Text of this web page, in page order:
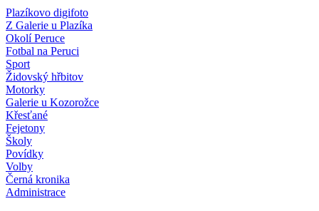
Plazíkovo digifoto
Z Galerie u Plazíka
Okolí Peruce
Fotbal na Peruci
Sport
Židovský hřbitov
Motorky
Galerie u Kozorožce
Křesťané
Fejetony
Školy
Povídky
Volby
Černá kronika
Administrace